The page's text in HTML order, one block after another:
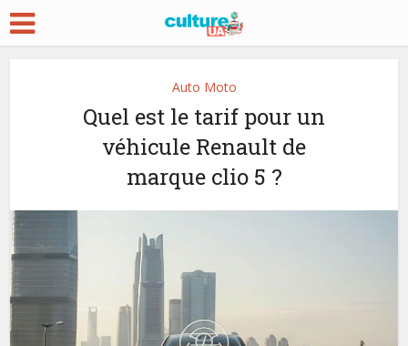
Auto Moto
Quel est le tarif pour un
véhicule Renault de
marque clio 5 ?